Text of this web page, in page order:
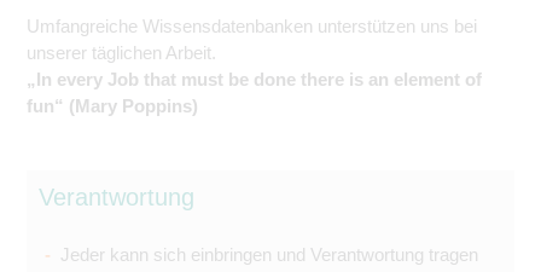
Umfangreiche Wissensdatenbanken unterstützen uns bei
unserer täglichen Arbeit.
„In every Job that must be done there is an element of
fun“ (Mary Poppins)
Verantwortung
Jeder kann sich einbringen und Verantwortung tragen